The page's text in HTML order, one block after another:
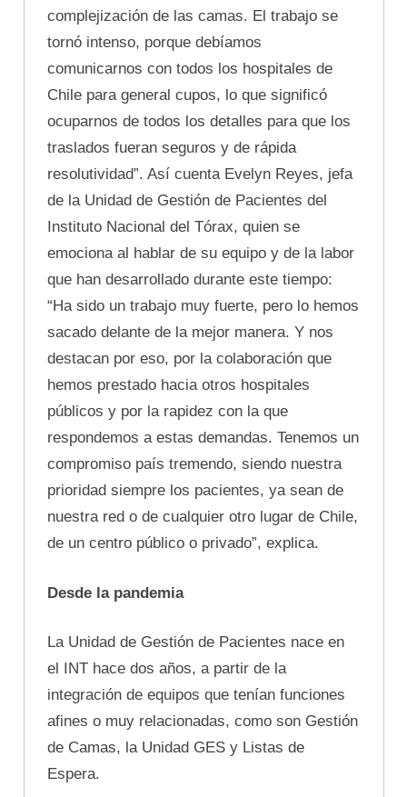
complejización de las camas. El trabajo se
tornó intenso, porque debíamos
comunicarnos con todos los hospitales de
Chile para general cupos, lo que significó
ocuparnos de todos los detalles para que los
traslados fueran seguros y de rápida
resolutividad”. Así cuenta Evelyn Reyes, jefa
de la Unidad de Gestión de Pacientes del
Instituto Nacional del Tórax, quien se
emociona al hablar de su equipo y de la labor
que han desarrollado durante este tiempo:
“Ha sido un trabajo muy fuerte, pero lo hemos
sacado delante de la mejor manera. Y nos
destacan por eso, por la colaboración que
hemos prestado hacia otros hospitales
públicos y por la rapidez con la que
respondemos a estas demandas. Tenemos un
compromiso país tremendo, siendo nuestra
prioridad siempre los pacientes, ya sean de
nuestra red o de cualquier otro lugar de Chile,
de un centro público o privado”, explica.
Desde la pandemia
La Unidad de Gestión de Pacientes nace en
el INT hace dos años, a partir de la
integración de equipos que tenían funciones
afines o muy relacionadas, como son Gestión
de Camas, la Unidad GES y Listas de
Espera.